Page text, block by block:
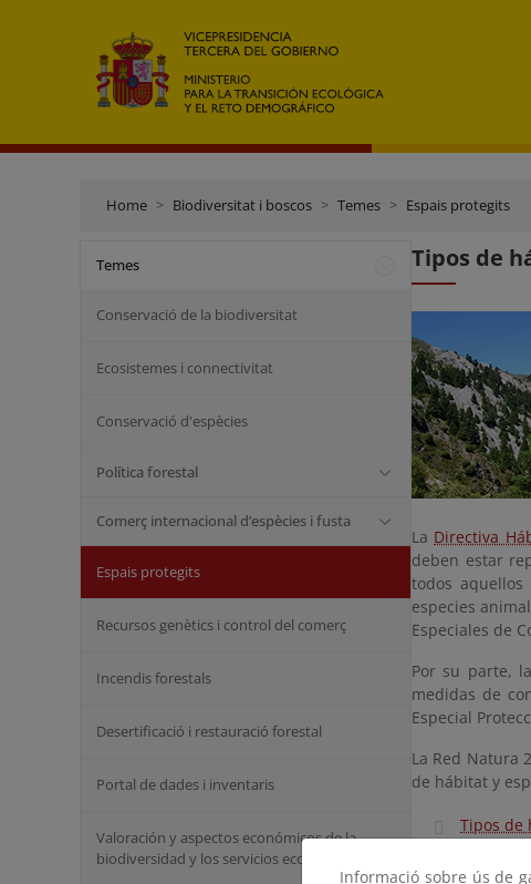
Home Biodiversitat i boscos Temes Espais protegits
Temes
Conservació de la biodiversitat
Ecosistemes i connectivitat
Conservació d'espècies
Política forestal
Comerç internacional d’espècies i fusta
Espais protegits
Recursos genètics i control del comerç
Incendis forestals
Desertificació i restauració forestal
Portal de dades i inventaris
Valoración y aspectos económicos de la
biodiversidad y los servicios ecosistémicos
Tipos de
La Directiva
deben estar
todos
especies
Especiales de
Por su parte, la
medidas de
Especial
La Red Natura
de hábitat y
Tipos de
Informació sobre ús de